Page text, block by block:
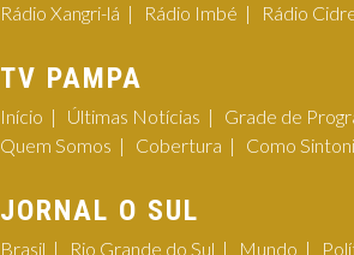
Rádio Xangri-lá
Rádio Imbé Rádio
TV PAMPA
Início Últimas Notícias Grade de
Quem Somos
Cobertura Como
JORNAL O SUL
Brasil Rio Grande do Sul Mundo